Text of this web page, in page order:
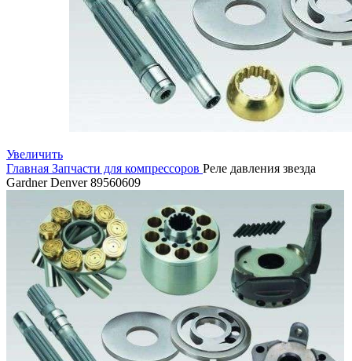
Увеличить
Главная Запчасти для компрессоров Реле давления звезда
Gardner Denver 89560609